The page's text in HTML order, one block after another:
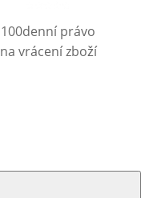
100denní právo
na vrácení zboží